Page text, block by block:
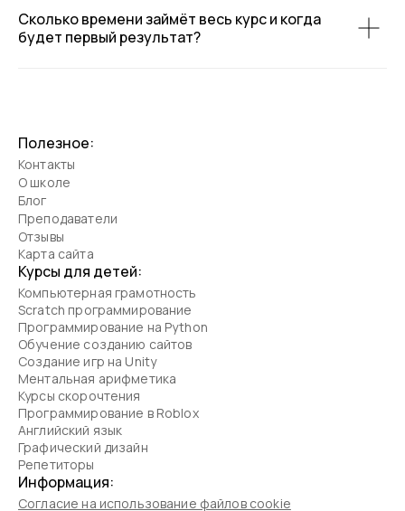
Сколько времени займёт весь курс и когда
будет первый результат?
Полезное:
Контакты
О школе
Блог
Преподаватели
Отзывы
Карта сайта
Курсы для детей:
Компьютерная грамотность
Scratch программирование
Программирование на Python
Обучение созданию сайтов
Создание игр на Unity
Ментальная арифметика
Курсы скорочтения
Программирование в Roblox
Английский язык
Графический дизайн
Репетиторы
Информация:
Согласие на использование файлов cookie